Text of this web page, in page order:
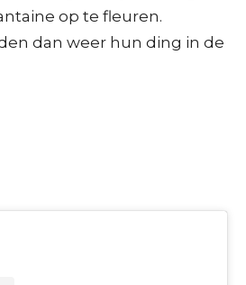
op te fleuren.
dan weer hun ding in de